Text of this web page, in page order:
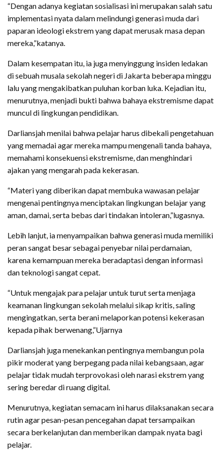
“Dengan adanya kegiatan sosialisasi ini merupakan salah satu
implementasi nyata dalam melindungi generasi muda dari
paparan ideologi ekstrem yang dapat merusak masa depan
mereka,”katanya.
Dalam kesempatan itu, ia juga menyinggung insiden ledakan
di sebuah musala sekolah negeri di Jakarta beberapa minggu
lalu yang mengakibatkan puluhan korban luka. Kejadian itu,
menurutnya, menjadi bukti bahwa bahaya ekstremisme dapat
muncul di lingkungan pendidikan.
Darliansjah menilai bahwa pelajar harus dibekali pengetahuan
yang memadai agar mereka mampu mengenali tanda bahaya,
memahami konsekuensi ekstremisme, dan menghindari
ajakan yang mengarah pada kekerasan.
“Materi yang diberikan dapat membuka wawasan pelajar
mengenai pentingnya menciptakan lingkungan belajar yang
aman, damai, serta bebas dari tindakan intoleran,”lugasnya.
Lebih lanjut, ia menyampaikan bahwa generasi muda memiliki
peran sangat besar sebagai penyebar nilai perdamaian,
karena kemampuan mereka beradaptasi dengan informasi
dan teknologi sangat cepat.
“Untuk mengajak para pelajar untuk turut serta menjaga
keamanan lingkungan sekolah melalui sikap kritis, saling
mengingatkan, serta berani melaporkan potensi kekerasan
kepada pihak berwenang,”Ujarnya
Darliansjah juga menekankan pentingnya membangun pola
pikir moderat yang berpegang pada nilai kebangsaan, agar
pelajar tidak mudah terprovokasi oleh narasi ekstrem yang
sering beredar di ruang digital.
Menurutnya, kegiatan semacam ini harus dilaksanakan secara
rutin agar pesan-pesan pencegahan dapat tersampaikan
secara berkelanjutan dan memberikan dampak nyata bagi
pelajar.